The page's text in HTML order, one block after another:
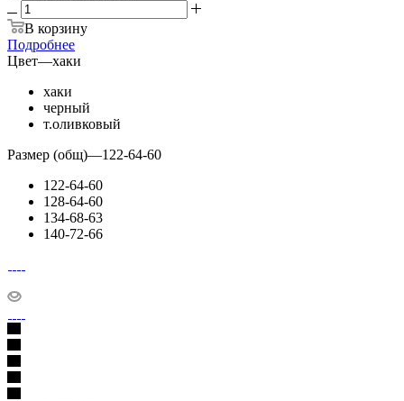
В корзину
Подробнее
Цвет—хаки
хаки
черный
т.оливковый
Размер (общ)—122-64-60
122-64-60
128-64-60
134-68-63
140-72-66